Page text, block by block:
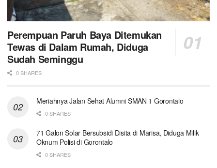
Perempuan Paruh Baya Ditemukan
Tewas di Dalam Rumah, Diduga
Sudah Seminggu
0 SHARES
Meriahnya Jalan Sehat Alumni SMAN 1 Gorontalo
0 SHARES
71 Galon Solar Bersubsidi Disita di Marisa, Diduga Milik
Oknum Polisi di Gorontalo
0 SHARES